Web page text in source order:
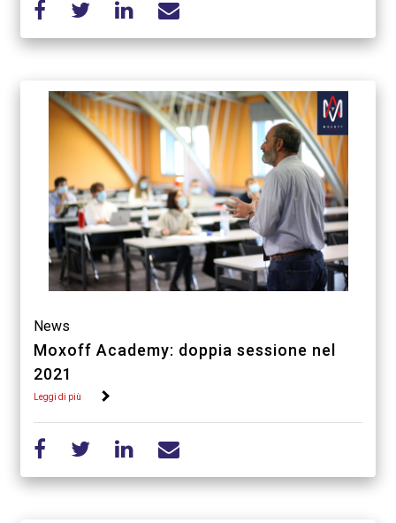
News
Moxoff Academy: doppia sessione nel
2021
Leggi di più